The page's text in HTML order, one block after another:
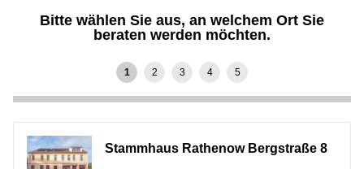
Bitte wählen Sie aus, an welchem Ort Sie
beraten werden möchten.
Stammhaus Rathenow Bergstraße 8